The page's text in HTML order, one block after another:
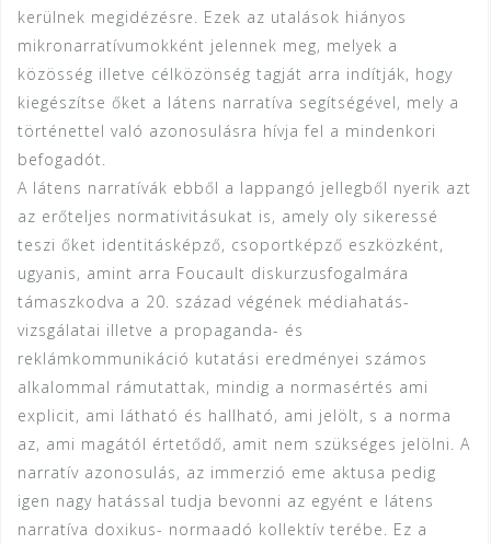
kerülnek megidézésre. Ezek az utalások hiányos
mikronarratívumokként jelennek meg, melyek a
közösség illetve célközönség tagját arra indítják, hogy
kiegészítse őket a látens narratíva segítségével, mely a
történettel való azonosulásra hívja fel a mindenkori
befogadót.
A látens narratívák ebből a lappangó jellegből nyerik azt
az erőteljes normativitásukat is, amely oly sikeressé
teszi őket identitásképző, csoportképző eszközként,
ugyanis, amint arra Foucault diskurzusfogalmára
támaszkodva a 20. század végének médiahatás-
vizsgálatai illetve a propaganda- és
reklámkommunikáció kutatási eredményei számos
alkalommal rámutattak, mindig a normasértés ami
explicit, ami látható és hallható, ami jelölt, s a norma
az, ami magától értetődő, amit nem szükséges jelölni. A
narratív azonosulás, az immerzió eme aktusa pedig
igen nagy hatással tudja bevonni az egyént e látens
narratíva doxikus- normaadó kollektív terébe. Ez a